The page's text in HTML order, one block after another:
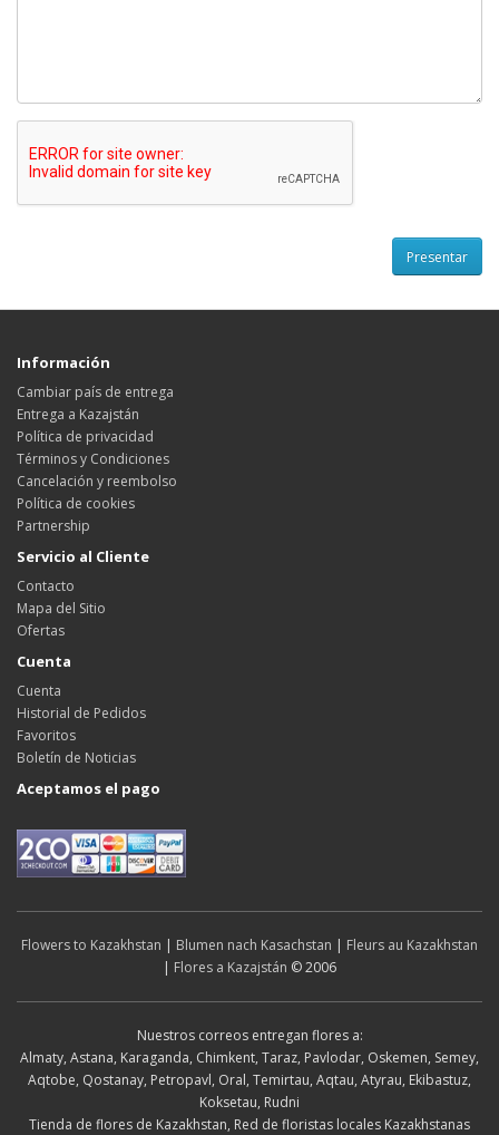
Información
Cambiar país de entrega
Entrega a Kazajstán
Política de privacidad
Términos y Condiciones
Cancelación y reembolso
Política de cookies
Partnership
Servicio al Cliente
Contacto
Mapa del Sitio
Ofertas
Cuenta
Cuenta
Historial de Pedidos
Favoritos
Boletín de Noticias
Aceptamos el pago
Flowers to Kazakhstan | Blumen nach Kasachstan | Fleurs au Kazakhstan
| Flores a Kazajstán © 2006
Nuestros correos entregan flores a:
Almaty, Astana, Karaganda, Chimkent, Taraz, Pavlodar, Oskemen, Semey,
Aqtobe, Qostanay, Petropavl, Oral, Temirtau, Aqtau, Atyrau, Ekibastuz,
Koksetau, Rudni
Tienda de flores de Kazakhstan, Red de floristas locales Kazakhstanas